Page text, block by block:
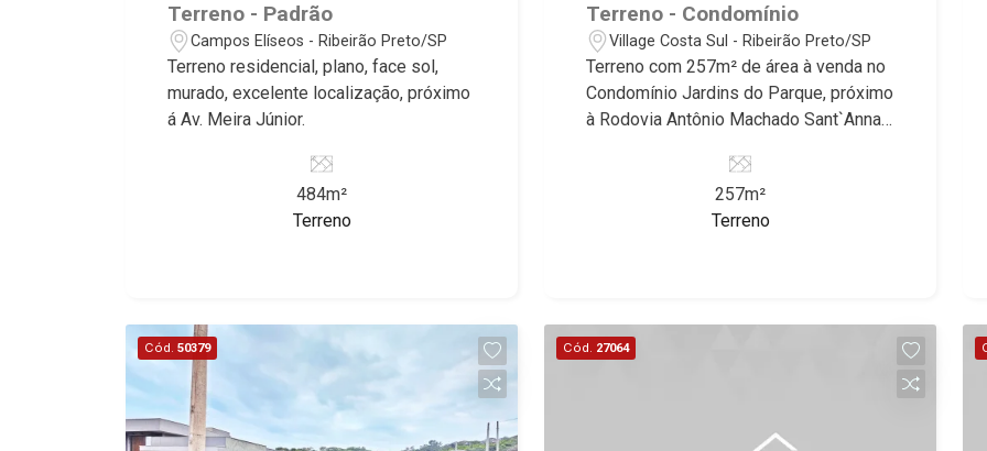
Terreno - Padrão
Campos Elíseos - Ribeirão Preto/SP
Terreno residencial, plano, face sol,
murado, excelente localização, próximo
á Av. Meira Júnior.
484m²
Terreno
Terreno - Condomínio
Village Costa Sul - Ribeirão Preto/SP
Terreno com 257m² de área à venda no
Condomínio Jardins do Parque, próximo
à Rodovia Antônio Machado Sant`Anna -
deste imóvel que a Martinelli
Imobiliária selecionou para você: -
absoluta no mercado imobiliário de
Ribeirão Preto. Referência em imóveis
sobrados e terrenos nos mais
257m²
Terreno
Cód. 50379 Cód. 27064